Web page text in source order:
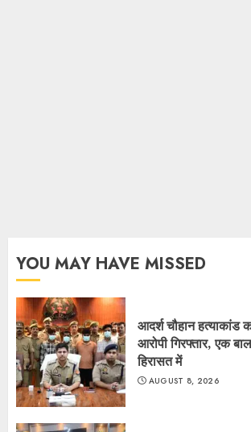
YOU MAY HAVE MISSED
आदर्श चौहान हत्याकांड
आरोपी गिरफ्तार, एक
हिरासत में
AUGUST 8, 2026